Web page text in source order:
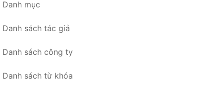
Danh mục
Danh sách tác giả
Danh sách công ty
Danh sách từ khóa